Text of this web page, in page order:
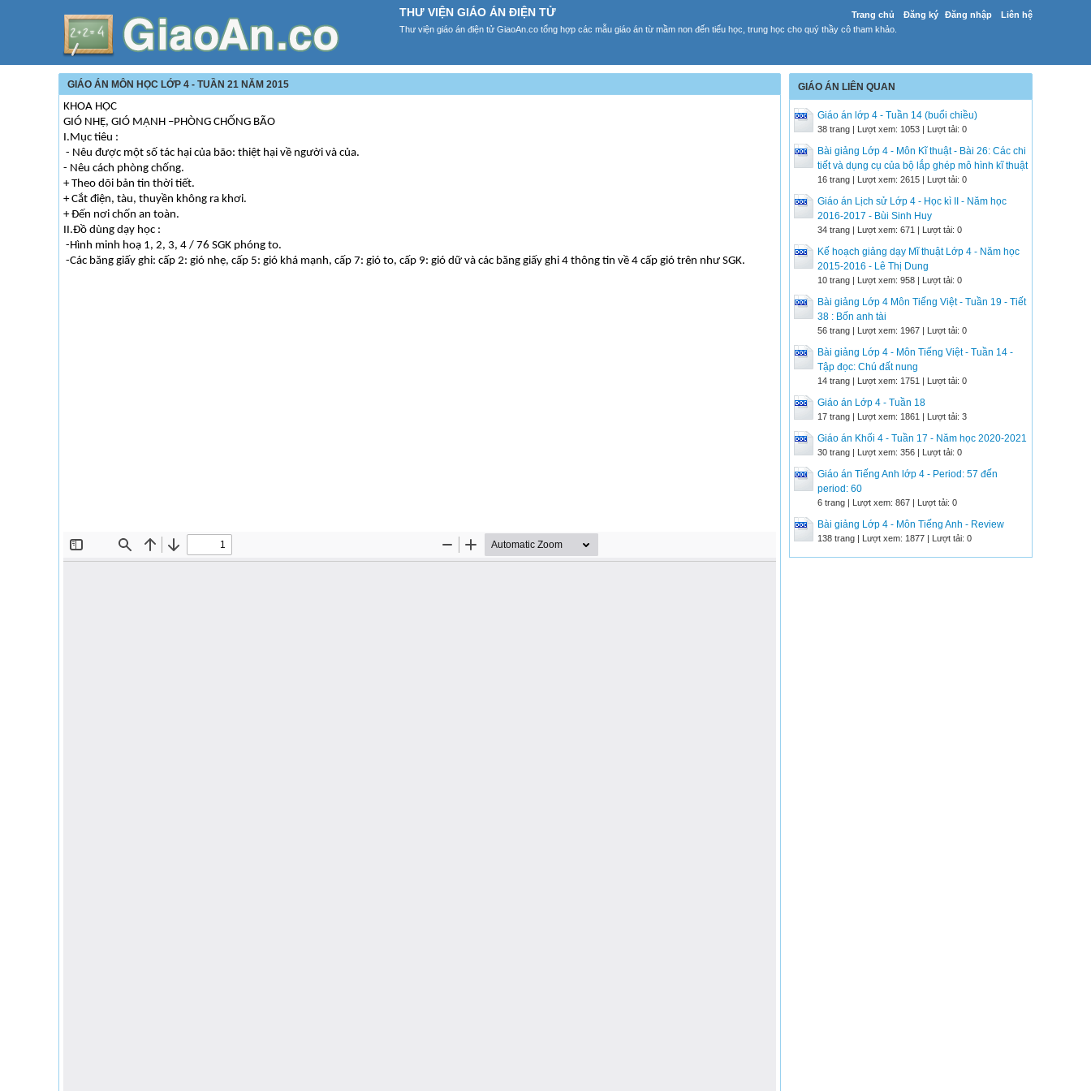
Trang chủ Đăng ký Đăng nhập Liên hệ
THƯ VIỆN GIÁO ÁN ĐIỆN TỬ
Thư viện giáo án điện tử GiaoAn.co tổng hợp các mẫu giáo án từ mầm non đến tiểu học, trung học cho quý thầy cô tham khảo.
GIÁO ÁN MÔN HỌC LỚP 4 - TUẦN 21 NĂM 2015
KHOA HỌC
GIÓ NHẸ, GIÓ MẠNH –PHÒNG CHỐNG BÃO
I.Mục tiêu :
- Nêu được một số tác hại của bão: thiệt hại về người và của.
- Nêu cách phòng chống.
+ Theo dõi bản tin thời tiết.
+ Cắt điện, tàu, thuyền không ra khơi.
+ Đến nơi chốn an toàn.
II.Đồ dùng dạy học :
-Hình minh hoạ 1, 2, 3, 4 / 76 SGK phóng to.
-Các băng giấy ghi: cấp 2: gió nhẹ, cấp 5: gió khá mạnh, cấp 7: gió to, cấp 9: gió dữ và các băng giấy ghi 4 thông tin về 4 cấp gió trên như SGK.
GIÁO ÁN LIÊN QUAN
Giáo án lớp 4 - Tuần 14 (buổi chiều)
38 trang | Lượt xem: 1053 | Lượt tải: 0
Bài giảng Lớp 4 - Môn Kĩ thuật - Bài 26: Các chi
tiết và dụng cụ của bộ lắp ghép mô hình kĩ thuật
16 trang | Lượt xem: 2615 | Lượt tải: 0
Giáo án Lịch sử Lớp 4 - Học kì II - Năm học
2016-2017 - Bùi Sinh Huy
34 trang | Lượt xem: 671 | Lượt tải: 0
Kế hoạch giảng dạy Mĩ thuật Lớp 4 - Năm học
2015-2016 - Lê Thị Dung
10 trang | Lượt xem: 958 | Lượt tải: 0
Bài giảng Lớp 4 Môn Tiếng Việt - Tuần 19 - Tiết
38 : Bốn anh tài
56 trang | Lượt xem: 1967 | Lượt tải: 0
Bài giảng Lớp 4 - Môn Tiếng Việt - Tuần 14 -
Tập đọc: Chú đất nung
14 trang | Lượt xem: 1751 | Lượt tải: 0
Giáo án Lớp 4 - Tuần 18
17 trang | Lượt xem: 1861 | Lượt tải: 3
Giáo án Khối 4 - Tuần 17 - Năm học 2020-2021
30 trang | Lượt xem: 356 | Lượt tải: 0
Giáo án Tiếng Anh lớp 4 - Period: 57 đến
period: 60
6 trang | Lượt xem: 867 | Lượt tải: 0
Bài giảng Lớp 4 - Môn Tiếng Anh - Review
138 trang | Lượt xem: 1877 | Lượt tải: 0